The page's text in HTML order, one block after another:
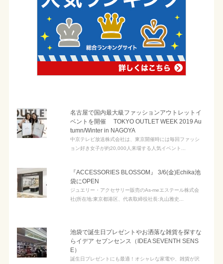
名古屋で国内最大級ファッションアウトレットイ
ベントを開催 TOKYO OUTLET WEEK 2019 Au
tumn/Winter in NAGOYA
中京テレビ放送株式会社は、東京開催時には毎回ファッシ
ョン好き女子が約20,000人来場する人気イベント...
『ACCESSORIES BLOSSOM』 3/6(金)Echika池
袋にOPEN
ジュエリー・アクセサリー販売のAs-meエステール株式会
社(所在地:東京都港区、代表取締役社⻑:丸山雅史...
池袋で誕生日プレゼントやお洒落な雑貨を探すな
らイデア セブンセンス（IDEA SEVENTH SENS
E）
誕生日プレゼントにも最適！オシャレな家電や、雑貨が沢